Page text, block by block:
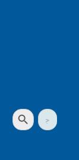
جستجو
برای:
دکمه جستجو